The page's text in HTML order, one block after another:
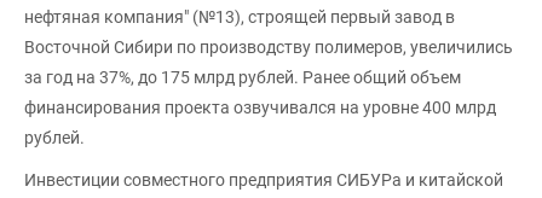
нефтяная компания" (№13), строящей первый завод в
Восточной Сибири по производству полимеров, увеличились
за год на 37%, до 175 млрд рублей. Ранее общий объем
финансирования проекта озвучивался на уровне 400 млрд
рублей.
Инвестиции совместного предприятия СИБУРа и китайской